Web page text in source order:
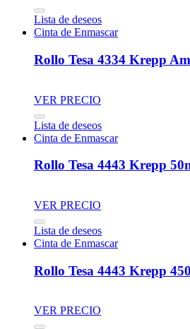
Lista de deseos
Cinta de Enmascar
Rollo Tesa 4334 Krepp
VER PRECIO
Lista de deseos
Cinta de Enmascar
Rollo Tesa 4443 Krepp
VER PRECIO
Lista de deseos
Cinta de Enmascar
Rollo Tesa 4443 Krepp
VER PRECIO